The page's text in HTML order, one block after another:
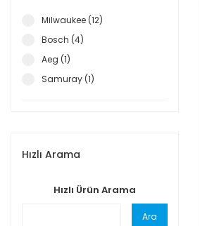
Milwaukee (12)
Bosch (4)
Aeg (1)
Samuray (1)
Hızlı Arama
Hızlı Ürün Arama
Ara